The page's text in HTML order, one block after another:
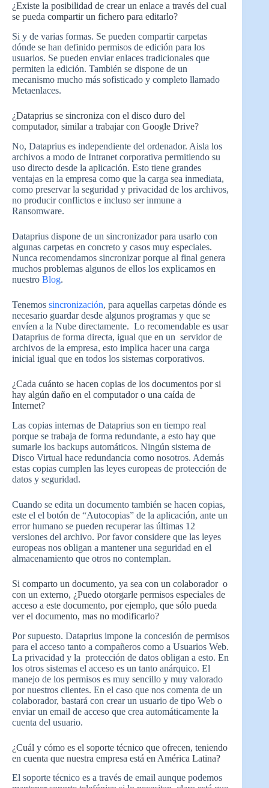
¿Existe la posibilidad de crear un enlace a través del cual
se pueda compartir un fichero para editarlo?
Si y de varias formas. Se pueden compartir carpetas
dónde se han definido permisos de edición para los
usuarios. Se pueden enviar enlaces tradicionales que
permiten la edición. También se dispone de un
mecanismo mucho más sofisticado y completo llamado
Metaenlaces.
¿Dataprius se sincroniza con el disco duro del
computador, similar a trabajar con Google Drive?
No, Dataprius es independiente del ordenador. Aisla los
archivos a modo de Intranet corporativa permitiendo su
uso directo desde la aplicación. Esto tiene grandes
ventajas en la empresa como que la carga sea inmediata,
como preservar la seguridad y privacidad de los archivos,
no producir conflictos e incluso ser inmune a
Ransomware.
Dataprius dispone de un sincronizador para usarlo con
algunas carpetas en concreto y casos muy especiales.
Nunca recomendamos sincronizar porque al final genera
muchos problemas algunos de ellos los explicamos en
nuestro Blog.
Tenemos sincronización, para aquellas carpetas dónde es
necesario guardar desde algunos programas y que se
envíen a la Nube directamente. Lo recomendable es usar
Dataprius de forma directa, igual que en un servidor de
archivos de la empresa, esto implica hacer una carga
inicial igual que en todos los sistemas corporativos.
¿Cada cuánto se hacen copias de los documentos por si
hay algún daño en el computador o una caída de
Internet?
Las copias internas de Dataprius son en tiempo real
porque se trabaja de forma redundante, a esto hay que
sumarle los backups automáticos. Ningún sistema de
Disco Virtual hace redundancia como nosotros. Además
estas copias cumplen las leyes europeas de protección de
datos y seguridad.
Cuando se edita un documento también se hacen copias,
este el el botón de “Autocopias” de la aplicación, ante un
error humano se pueden recuperar las últimas 12
versiones del archivo. Por favor considere que las leyes
europeas nos obligan a mantener una seguridad en el
almacenamiento que otros no contemplan.
Si comparto un documento, ya sea con un colaborador o
con un externo, ¿Puedo otorgarle permisos especiales de
acceso a este documento, por ejemplo, que sólo pueda
ver el documento, mas no modificarlo?
Por supuesto. Dataprius impone la concesión de permisos
para el acceso tanto a compañeros como a Usuarios Web.
La privacidad y la protección de datos obligan a esto. En
los otros sistemas el acceso es un tanto anárquico. El
manejo de los permisos es muy sencillo y muy valorado
por nuestros clientes. En el caso que nos comenta de un
colaborador, bastará con crear un usuario de tipo Web o
enviar un email de acceso que crea automáticamente la
cuenta del usuario.
¿Cuál y cómo es el soporte técnico que ofrecen, teniendo
en cuenta que nuestra empresa está en América Latina?
El soporte técnico es a través de email aunque podemos